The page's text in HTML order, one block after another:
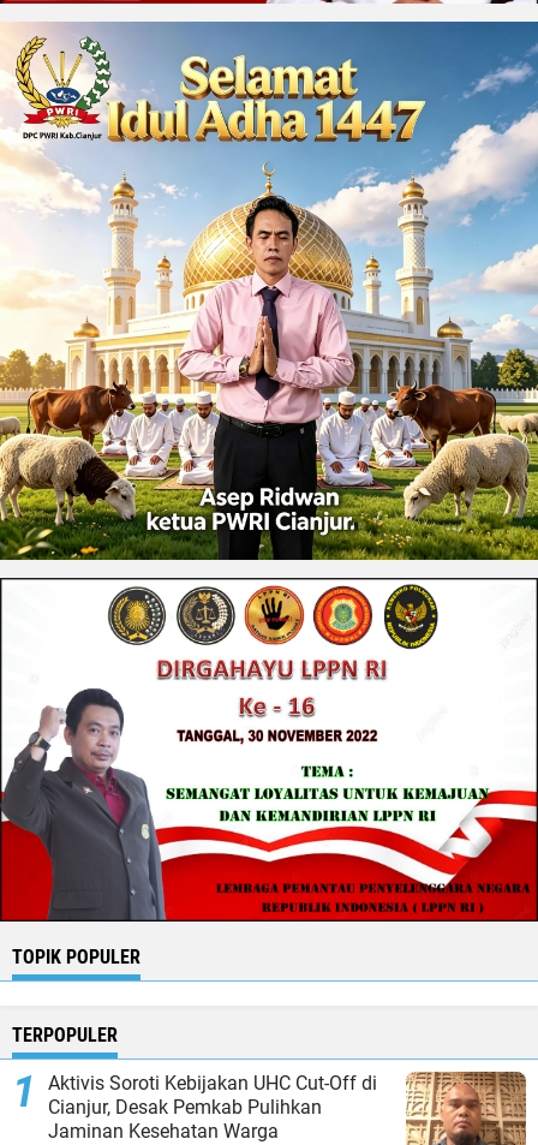
TOPIK POPULER
TERPOPULER
Aktivis Soroti Kebijakan UHC Cut-Off di
Cianjur, Desak Pemkab Pulihkan
Jaminan Kesehatan Warga